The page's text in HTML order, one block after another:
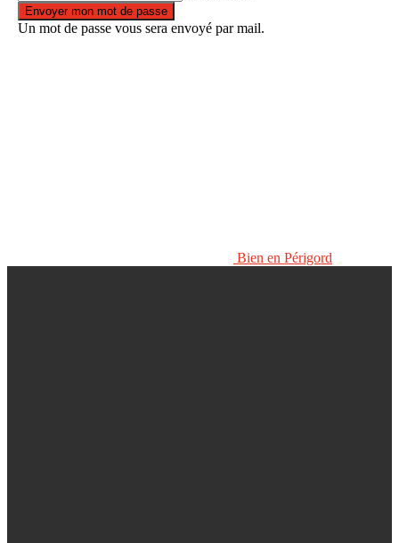
Un mot de passe vous sera envoyé par mail.
Bien en Périgord